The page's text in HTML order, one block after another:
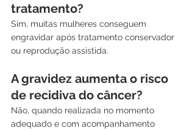
tratamento?
Sim, muitas mulheres conseguem
engravidar após tratamento conservador
ou reprodução assistida.
A gravidez aumenta o risco
de recidiva do câncer?
Não, quando realizada no momento
adequado e com acompanhamento